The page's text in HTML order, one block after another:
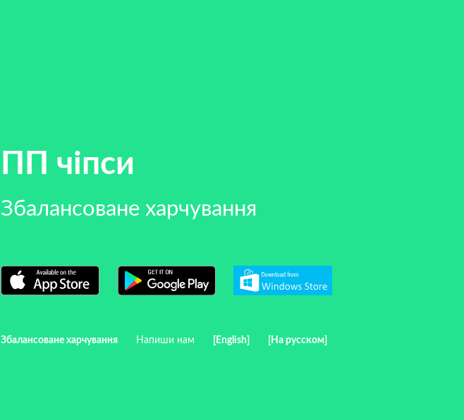
ПП чіпси
Збалансоване харчування
Збалансоване харчування Напиши нам [English] [На русском]